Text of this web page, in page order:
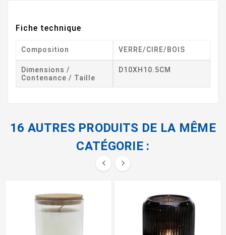
Fiche technique
Composition VERRE/CIRE/BOIS
Dimensions /
Contenance / Taille
D10XH10.5CM
16 AUTRES PRODUITS DE LA MÊME
CATÉGORIE :
 